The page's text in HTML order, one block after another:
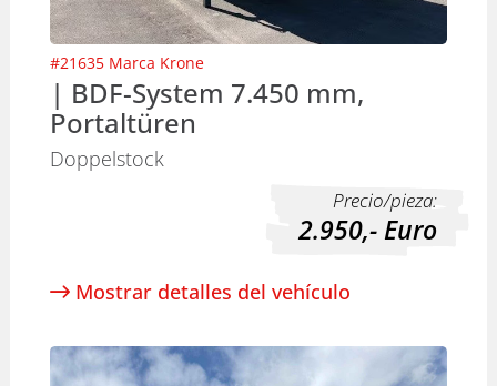
#21635Marca Krone
| BDF-System 7.450 mm,
Portaltüren
Doppelstock
Precio/pieza:
2.950,-Euro
Mostrar detalles del vehículo